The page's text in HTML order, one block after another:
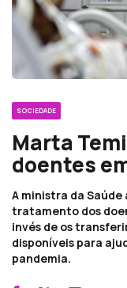
SOCIEDADE
Marta
doentes
A ministra da
tratamento dos
invés de os
disponíveis para
pandemia.